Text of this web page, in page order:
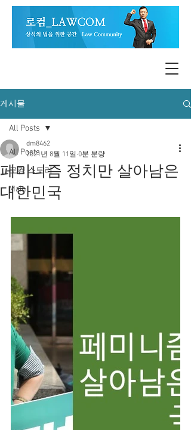
게시물
All Posts
로컴 스토리
Main
All Posts
페미니즘 정치만 살아남은
대한민국
dm8462
2021년 8월 11일 0분 분량